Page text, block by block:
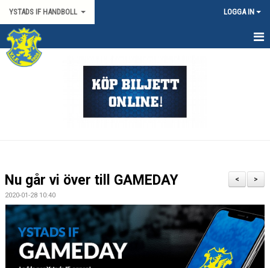
YSTADS IF HANDBOLL LOGGA IN
HEM
MATCHER
HYRA HIMMAPLAN
ÖVRIGT
>
<
Nu går vi över till GAMEDAY
2020-01-28 10:40